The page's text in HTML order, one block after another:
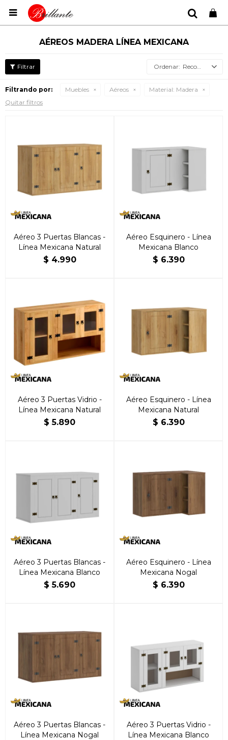

AÉREOS MADERA LÍNEA MEXICANA
Recomendados
Filtrando por: Muebles Aéreos Material: Madera
Quitar filtros
Aéreo 3 Puertas Blancas -
Línea Mexicana Natural
$ 4.990
Aéreo Esquinero - Línea
Mexicana Blanco
$ 6.390
Aéreo 3 Puertas Vidrio -
Línea Mexicana Natural
$ 5.890
Aéreo Esquinero - Línea
Mexicana Natural
$ 6.390
Aéreo 3 Puertas Blancas -
Línea Mexicana Blanco
$ 5.690
Aéreo Esquinero - Línea
Mexicana Nogal
$ 6.390
Aéreo 3 Puertas Blancas -
Línea Mexicana Nogal
Aéreo 3 Puertas Vidrio -
Línea Mexicana Blanco